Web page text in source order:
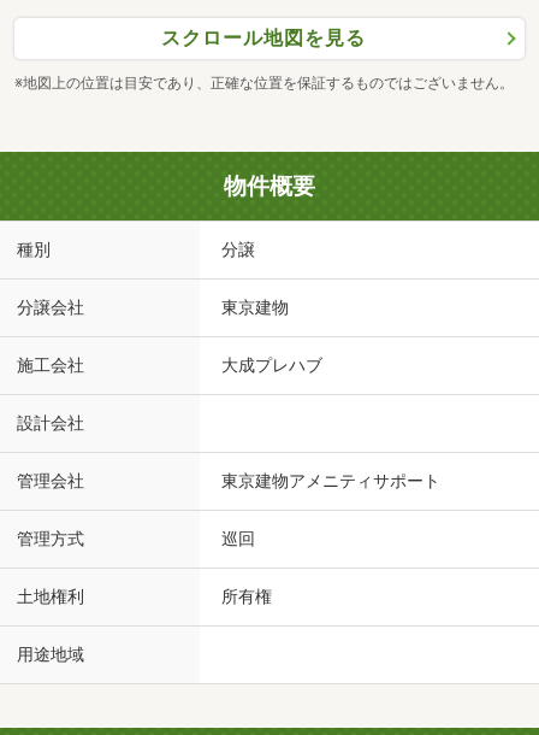
スクロール地図を見る
※地図上の位置は目安であり、正確な位置を保証するものではございません。
物件概要
種別 分譲
分譲会社 東京建物
施工会社 大成プレハブ
設計会社
管理会社 東京建物アメニティサポート
管理方式 巡回
土地権利 所有権
用途地域